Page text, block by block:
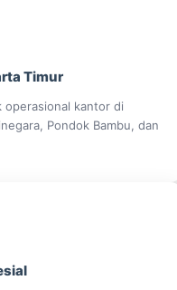
Timur
operasional kantor di
Pondok Bambu, dan